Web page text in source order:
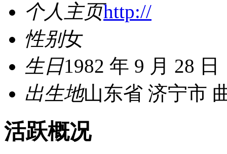
个人主页http://
性别女
生日1982 年 9 月 28 日
出生地山东省 济宁市
活跃概况